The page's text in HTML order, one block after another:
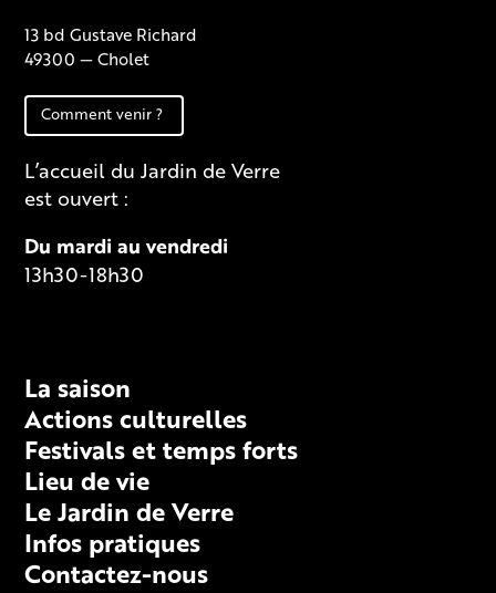
13 bd Gustave Richard
49300 — Cholet
Comment venir ?
L’accueil du Jardin de Verre
est ouvert :
Du mardi au vendredi
13h30-18h30
La saison
Actions culturelles
Festivals et temps forts
Lieu de vie
Le Jardin de Verre
Infos pratiques
Contactez-nous